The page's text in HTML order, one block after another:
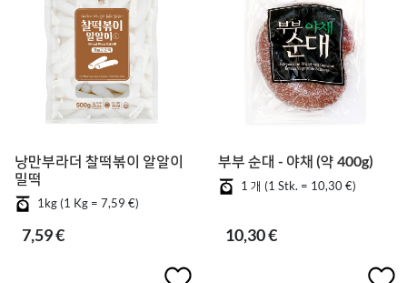
낭만부라더 찰떡볶이 알알이
밀떡
1kg (1 Kg = 7,59 €)
7,59 €
부부 순대 - 야채 (약 400g)
1 개 (1 Stk. = 10,30 €)
10,30 €